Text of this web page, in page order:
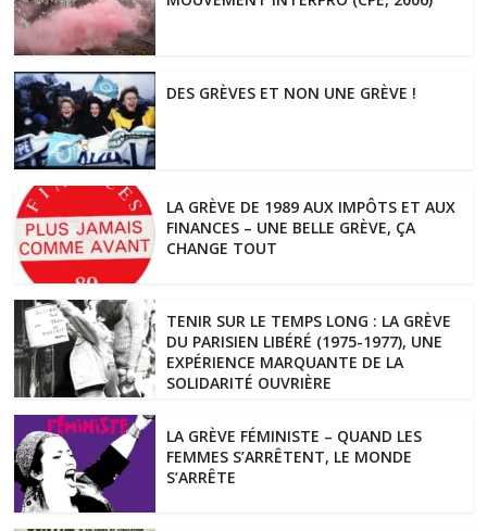
DES GRÈVES ET NON UNE GRÈVE !
LA GRÈVE DE 1989 AUX IMPÔTS ET AUX
FINANCES – UNE BELLE GRÈVE, ÇA
CHANGE TOUT
TENIR SUR LE TEMPS LONG : LA GRÈVE
DU PARISIEN LIBÉRÉ (1975-1977), UNE
EXPÉRIENCE MARQUANTE DE LA
SOLIDARITÉ OUVRIÈRE
LA GRÈVE FÉMINISTE – QUAND LES
FEMMES S’ARRÊTENT, LE MONDE
S’ARRÊTE